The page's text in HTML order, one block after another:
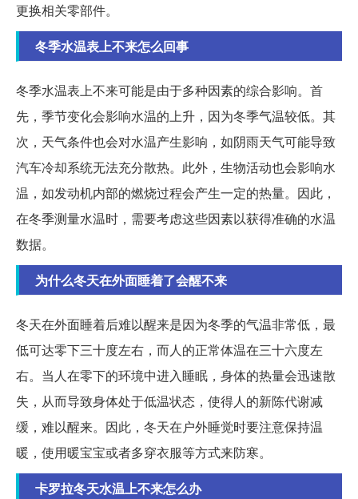
更换相关零部件。
冬季水温表上不来怎么回事
冬季水温表上不来可能是由于多种因素的综合影响。首
先，季节变化会影响水温的上升，因为冬季气温较低。其
次，天气条件也会对水温产生影响，如阴雨天气可能导致
汽车冷却系统无法充分散热。此外，生物活动也会影响水
温，如发动机内部的燃烧过程会产生一定的热量。因此，
在冬季测量水温时，需要考虑这些因素以获得准确的水温
数据。
为什么冬天在外面睡着了会醒不来
冬天在外面睡着后难以醒来是因为冬季的气温非常低，最
低可达零下三十度左右，而人的正常体温在三十六度左
右。当人在零下的环境中进入睡眠，身体的热量会迅速散
失，从而导致身体处于低温状态，使得人的新陈代谢减
缓，难以醒来。因此，冬天在户外睡觉时要注意保持温
暖，使用暖宝宝或者多穿衣服等方式来防寒。
卡罗拉冬天水温上不来怎么办